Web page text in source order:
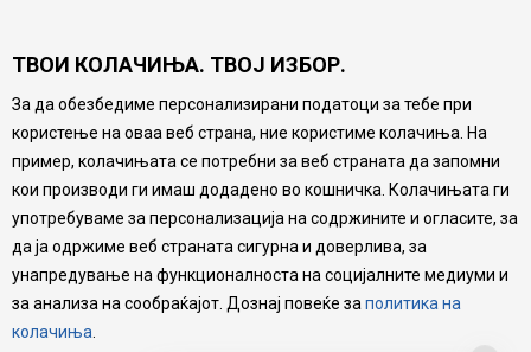
Ваучери
Product Finder
FAQs
Настојуваме да бидеме што попрецизни во описот на
производите, прикажување на слики и цени, но не
можеме да гарантираме дека сите информации се
комплетни и без грешка. Сите производи се дел од
нашата понуда, но не се подразбира дека мора да се
достапни во секој момент.
ТВОИ КОЛАЧИЊА. ТВОЈ ИЗБОР.
За да обезбедиме персонализирани податоци за тебе при
користење на оваа веб страна, ние користиме колачиња. На
пример, колачињата се потребни за веб страната да запомни
кои производи ги имаш додадено во кошничка. Колачињата ги
употребуваме за персонализација на содржините и огласите, за
да ја одржиме веб страната сигурна и доверлива, за
унапредување на функционалноста на социјалните медиуми и
за анализа на сообраќајот. Дознај повеќе за политика на
колачиња